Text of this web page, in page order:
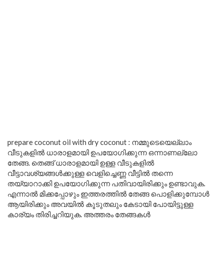
prepare coconut oil with dry coconut : നമ്മുടെയെല്ലാം
വീടുകളിൽ ധാരാളമായി ഉപയോഗിക്കുന്ന ഒന്നാണല്ലോ
തേങ്ങ. തെങ്ങ് ധാരാളമായി ഉള്ള വീടുകളിൽ
വീട്ടാവശ്യങ്ങൾക്കുള്ള വെളിച്ചെണ്ണ വീട്ടിൽ തന്നെ
തയ്യാറാക്കി ഉപയോഗിക്കുന്ന പതിവായിരിക്കും ഉണ്ടാവുക.
എന്നാൽ മിക്കപ്പോഴും ഇത്തരത്തിൽ തേങ്ങ പൊളിക്കുമ്പോൾ
ആയിരിക്കും അവയിൽ കൂടുതലും കേടായി പോയിട്ടുള്ള
കാര്യം തിരിച്ചറിയുക. അത്തരം തേങ്ങകൾ